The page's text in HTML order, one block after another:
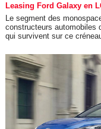
Leasing Ford Galaxy en
Le segment des
constructeurs automobiles
qui survivent sur ce